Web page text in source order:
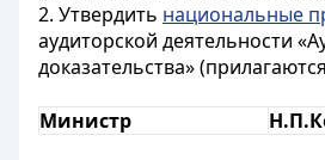
2. Утвердить национальные
аудиторской деятельности
доказательства»
Министр